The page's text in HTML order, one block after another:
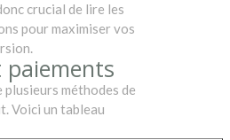
crucial de lire les
pour maximiser vos
paiements
méthodes de
Voici un tableau